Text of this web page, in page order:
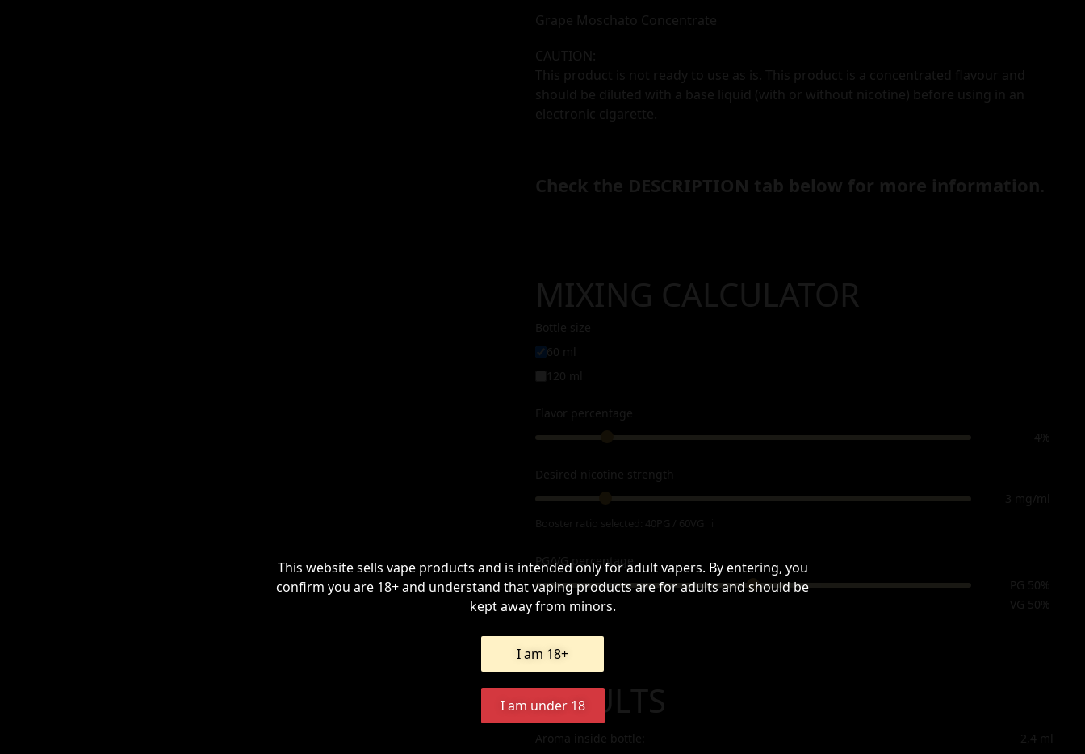
Grape Moschato Concentrate
CAUTION:
This product is not ready to use as is. This product is a concentrated flavour and
should be diluted with a base liquid (with or without nicotine) before using in an
electronic cigarette.
Check the DESCRIPTION tab below for more information.
MIXING CALCULATOR
Bottle size
60 ml
120 ml
Flavor percentage
4%
Desired nicotine strength
3 mg/ml
PG/VG percentage
PG 50%
VG 50%
RESULTS
Aroma inside bottle: 2,4 ml
This website sells vape products and is intended only for adult vapers. By entering, you
confirm you are 18+ and understand that vaping products are for adults and should be
kept away from minors.
I am 18+
I am under 18